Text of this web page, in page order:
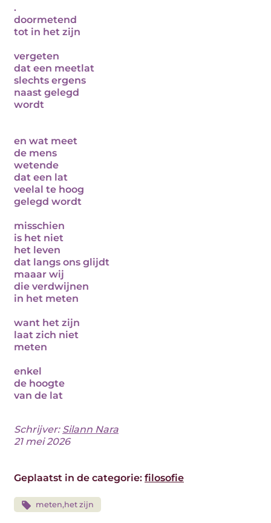
.
doormetend
tot in het zijn
vergeten
dat een meetlat
slechts ergens
naast gelegd
wordt
en wat meet
de mens
wetende
dat een lat
veelal te hoog
gelegd wordt
misschien
is het niet
het leven
dat langs ons glijdt
maaar wij
die verdwijnen
in het meten
want het zijn
laat zich niet
meten
enkel
de hoogte
van de lat
Schrijver: Silann Nara
21 mei 2026
Geplaatst in de categorie: filosofie
meten,het zijn